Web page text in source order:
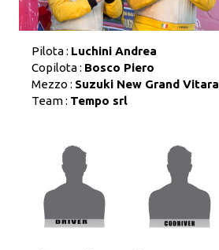
Pilota : Luchini Andrea
Copilota : Bosco Piero
Mezzo : Suzuki New Grand Vitara
Team : Tempo srl